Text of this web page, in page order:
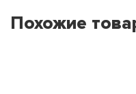
Похожие